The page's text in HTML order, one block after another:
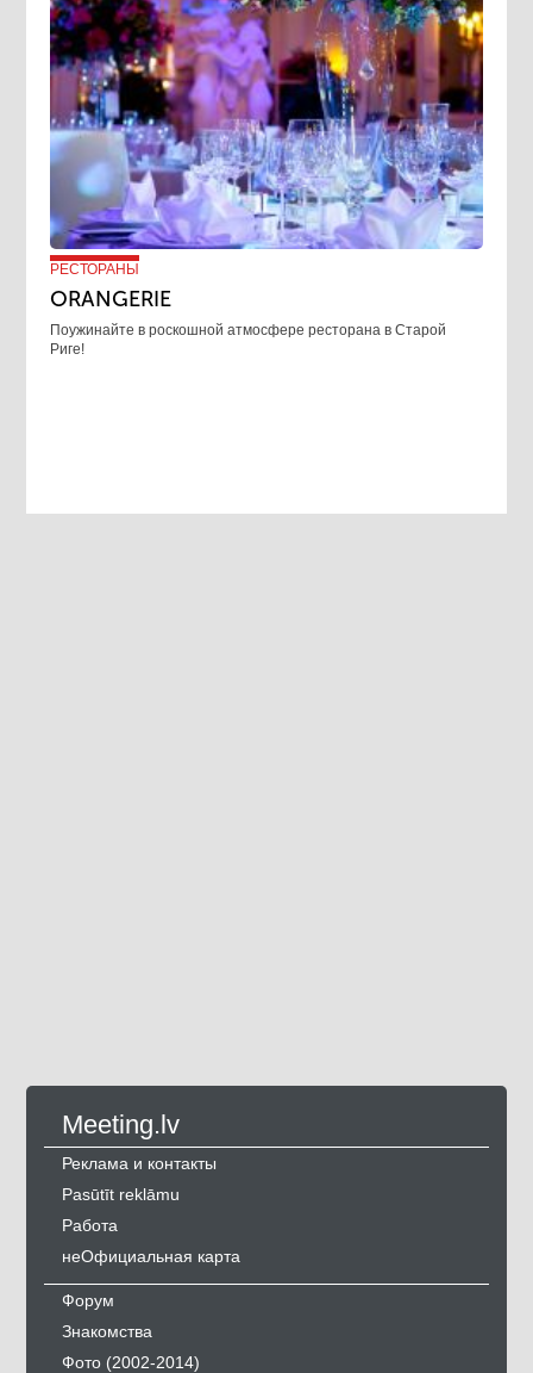
РЕСТОРАНЫ
ORANGERIE
Поужинайте в роскошной атмосфере ресторана в Старой
Риге!
Meeting.lv
Реклама и контакты
Pasūtīt reklāmu
Работа
неОфициальная карта
Форум
Знакомства
Фото (2002-2014)